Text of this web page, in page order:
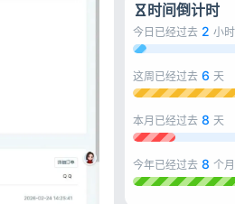
时间倒计时
今日已经过去 2 小时
这周已经过去 6 天
本月已经过去 8 天
今年已经过去 8 个月